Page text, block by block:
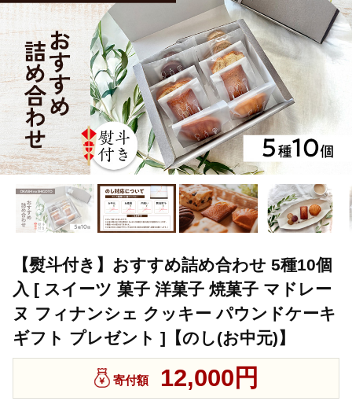
【熨斗付き】おすすめ詰め合わせ 5種10個
入 [ スイーツ 菓子 洋菓子 焼菓子 マドレー
ヌ フィナンシェ クッキー パウンドケーキ
ギフト プレゼント ]【のし(お中元)】
寄付額 12,000円